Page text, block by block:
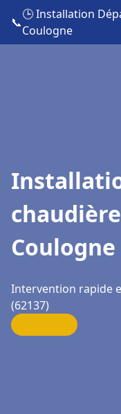
📞
🕒 Installation
Coulogne
Coulogne
Intervention rapide
(62137)